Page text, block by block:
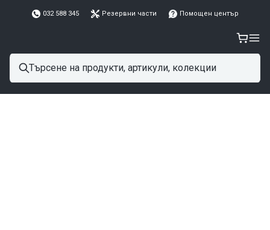
032 588 345 Резервни части Помощен център